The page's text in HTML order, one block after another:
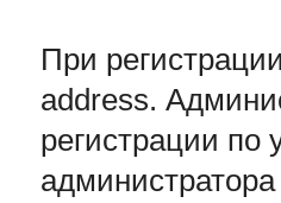
При
address.
регистрации по